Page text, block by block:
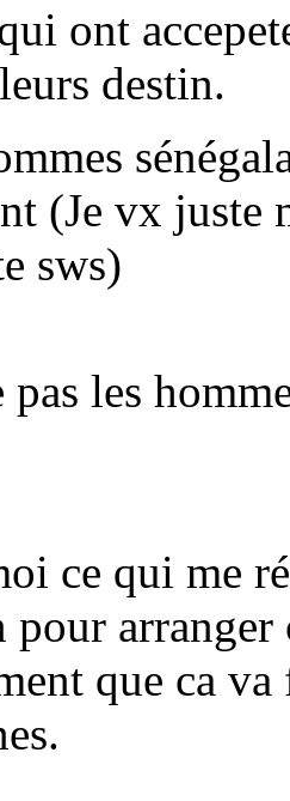
ont
destin.
(Je vx
sws)
pas les
ce qui me
que ca va